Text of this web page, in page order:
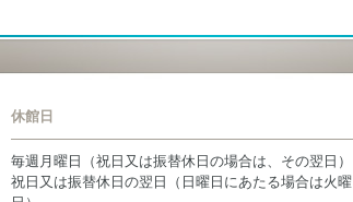
休館日
毎週月曜日（祝日又は振替休日の場合は、その翌日）
祝日又は振替休日の翌日（日曜日にあたる場合は火曜